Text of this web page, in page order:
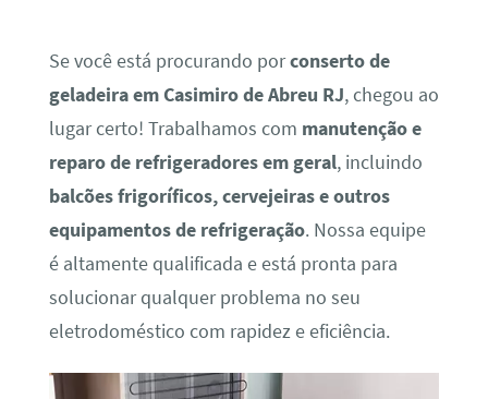
Se você está procurando porconserto de
geladeira em Casimiro de Abreu RJ, chegou ao
lugar certo! Trabalhamos com manutenção e
reparo de refrigeradores em geral, incluindo
balcões frigoríficos, cervejeiras e outros
equipamentos de refrigeração. Nossa equipe
é altamente qualificada e está pronta para
solucionar qualquer problema no seu
eletrodoméstico com rapidez e eficiência.